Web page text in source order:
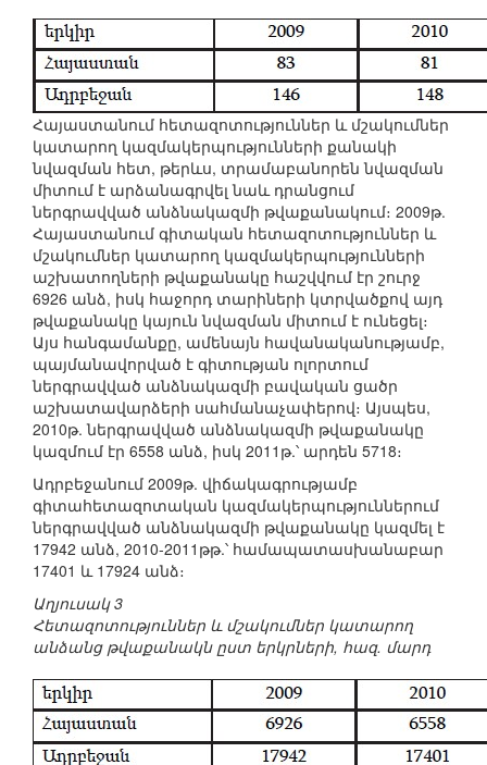
Հայաստանում հետազոտություններ և մշակումներ
կատարող կազմակերպությունների քանակի
նվազման հետ, թերևս, տրամաբանորեն նվազման
միտում է արձանագրվել նաև դրանցում
ներգրավված անձնակազմի թվաքանակում։ 2009թ.
Հայաստանում գիտական հետազոտություններ և
մշակումներ կատարող կազմակերպությունների
աշխատողների թվաքանակը հաշվվում էր շուրջ
6926 անձ, իսկ հաջորդ տարիների կտրվածքով այդ
թվաքանակը կայուն նվազման միտում է ունեցել։
Այս հանգամանքը, ամենայն հավանականությամբ,
պայմանավորված է գիտության ոլորտում
ներգրավված անձնակազմի բավական ցածր
աշխատավարձերի սահմանաչափերով։ Այսպես,
2010թ. ներգրավված անձնակազմի թվաքանակը
կազմում էր 6558 անձ, իսկ 2011թ.՝ արդեն 5718։
Ադրբեջանում 2009թ. վիճակագրությամբ
գիտահետազոտական կազմակերպություններում
ներգրավված անձնակազմի թվաքանակը կազմել է
17942 անձ, 2010-2011թթ.՝ համապատասխանաբար
17401 և 17924 անձ։
Աղյուսակ 3
Հետազոտություններ և մշակումներ կատարող
անձանց թվաքանակն ըստ երկրների, հազ. մարդ